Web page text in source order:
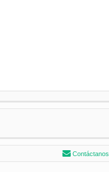
Contáctanos